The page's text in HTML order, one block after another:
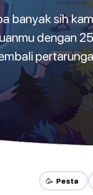
banyak sih
dengan
🥳 Pesta